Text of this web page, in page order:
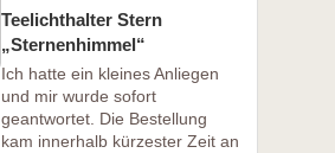
Teelichthalter Stern
„Sternenhimmel“
Ich hatte ein kleines Anliegen
und mir wurde sofort
geantwortet. Die Bestellung
kam innerhalb kürzester Zeit an